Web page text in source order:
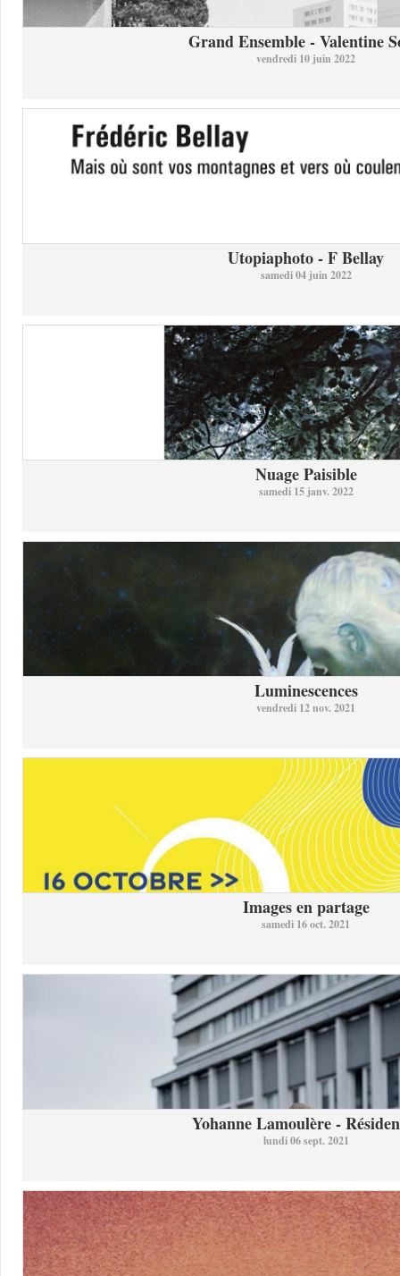
Grand Ensemble - Valentine
vendredi 10 juin 2022
Utopiaphoto - F Bellay
samedi 04 juin 2022
Nuage Paisible
samedi 15 janv. 2022
Luminescences
vendredi 12 nov. 2021
Images en partage
samedi 16 oct. 2021
Yohanne Lamoulère -
lundi 06 sept. 2021